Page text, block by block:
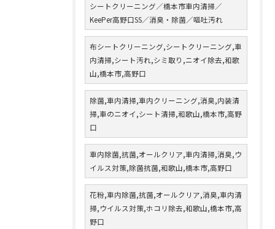
シートクリーニング／橋本市車内清掃／
KeePer高野口SS／消臭・除菌／嘔吐汚れ
布シートクリーニング,シートクリーニング,車
内清掃,シート汚れ,シミ取り,ニオイ除去,和歌
山,橋本市,高野口
除菌,車内清掃,車内クリーニング,消臭,内装清
掃,車のニオイ,シート清掃,和歌山,橋本市,高野
口
車内除菌,抗菌,オールクリア,車内清掃,消臭,ウ
イルス対策,除菌抗菌,和歌山,橋本市,高野口
花粉,車内除菌,抗菌,オールクリア,消臭,車内清
掃,ウイルス対策,ホコリ除去,和歌山,橋本市,高
野口